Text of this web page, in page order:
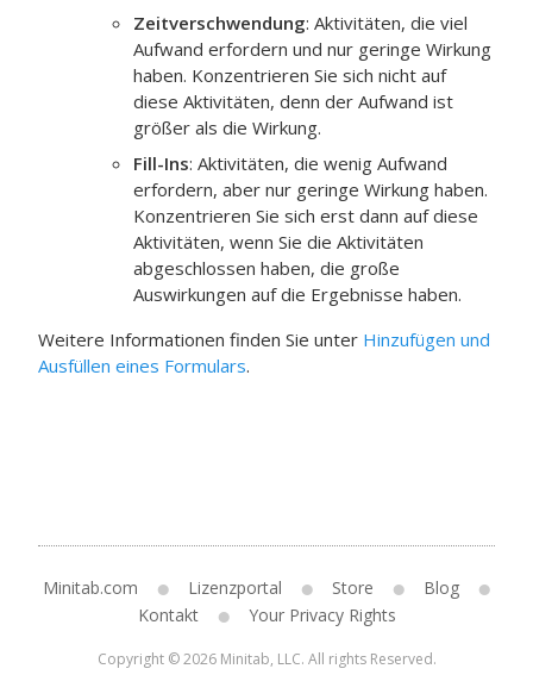
Zeitverschwendung: Aktivitäten, die viel
Aufwand erfordern und nur geringe Wirkung
haben. Konzentrieren Sie sich nicht auf
diese Aktivitäten, denn der Aufwand ist
größer als die Wirkung.
Fill-Ins: Aktivitäten, die wenig Aufwand
erfordern, aber nur geringe Wirkung haben.
Konzentrieren Sie sich erst dann auf diese
Aktivitäten, wenn Sie die Aktivitäten
abgeschlossen haben, die große
Auswirkungen auf die Ergebnisse haben.
Weitere Informationen finden Sie unter Hinzufügen und
Ausfüllen eines Formulars.
Minitab.com Lizenzportal Store
Blog
Kontakt
Your Privacy Rights
Copyright © 2026 Minitab, LLC. All rights Reserved.